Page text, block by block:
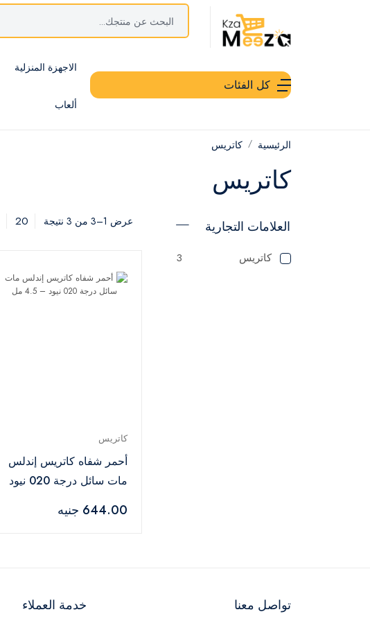
كل الفئات
الاجهزة المنزلية
ألعاب
الرئيسية كاتريس
كاتريس
العلامات التجارية
كاتريس 3
عرض 1–3 من 3 نتيجة 20
كاتريس
أحمر شفاه كاتريس إندلس
مات سائل درجة 020 نيود
644.00 جنيه
تواصل معنا خدمة العملاء